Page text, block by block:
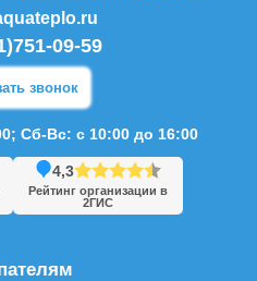
09-59
звонок
Сб-Вс: с 10:00 до 16:00
4,3
Рейтинг организации в
2ГИС